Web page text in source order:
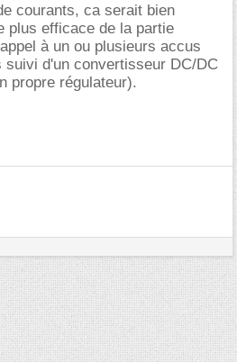
courants, ca serait bien
plus efficace de la partie
à un ou plusieurs accus
suivi d'un convertisseur DC/DC
propre régulateur).